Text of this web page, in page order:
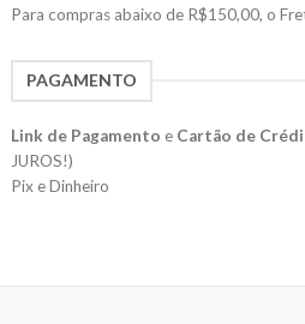
Para compras abaixo de R$150,00, o
PAGAMENTO
Link de Pagamento e Cartão de
JUROS!)
Pix e Dinheiro